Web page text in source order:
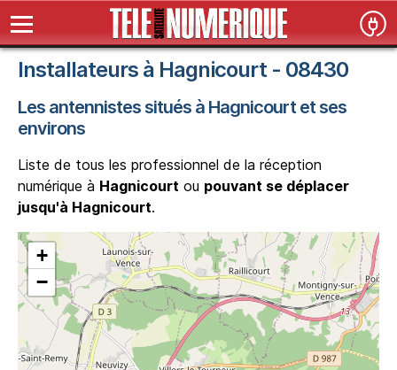
Installateurs à Hagnicourt - 08430
Les antennistes situés à Hagnicourt et ses
environs
Liste de tous les professionnel de la réception
numérique à Hagnicourt ou pouvant se déplacer
jusqu'à Hagnicourt.
+
−